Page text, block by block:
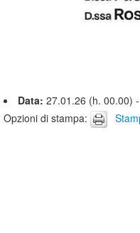
Data: 27.01.26 (h. 00.00)
Opzioni di stampa: